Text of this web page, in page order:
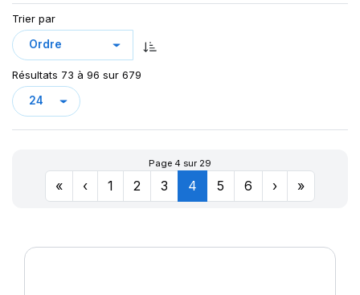
DRIVEWAYS
DRIVEWAYS SPORT
DRIVEWAYS SPORT (+)
DYNAXER HP3
DYNAXER HP4
EAGLE F1
ECORIS
Trier par
Résultats 73 à 96 sur 679
Page 4 sur 29
« ‹ 1 2 3 4 5 6 › »